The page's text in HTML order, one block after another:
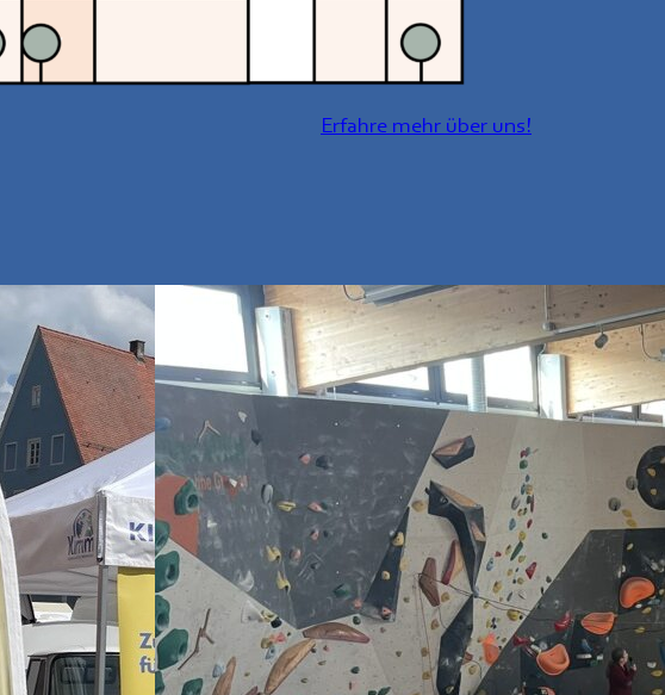
Erfahre mehr über uns!